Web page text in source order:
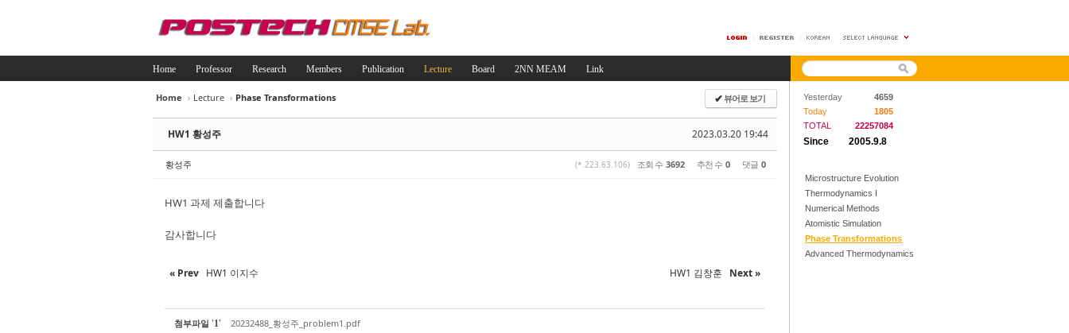
Home Professor Research Members Publication Lecture Board 2NN MEAM Link
Home › Lecture › Phase Transformations ✔뷰어로 보기
2023.03.20 19:44
HW1 황성주
황성주 (*.223.63.106) 조회 수 3692 추천 수 0 댓글 0
HW1 과제 제출합니다
감사합니다
« Prev HW1 이지수 HW1 김창훈 Next »
첨부파일 '1' 20232488_황성주_problem1.pdf
Sketchbook5, 스케치북5
Sketchbook5, 스케치북5
Sketchbook5, 스케치북5
Sketchbook5, 스케치북5
Yesterday
4659
Today
1805
TOTAL
22257084
Since 2005.9.8
Microstructure Evolution
Thermodynamics I
Numerical Methods
Atomistic Simulation
Phase Transformations
Advanced Thermodynamics